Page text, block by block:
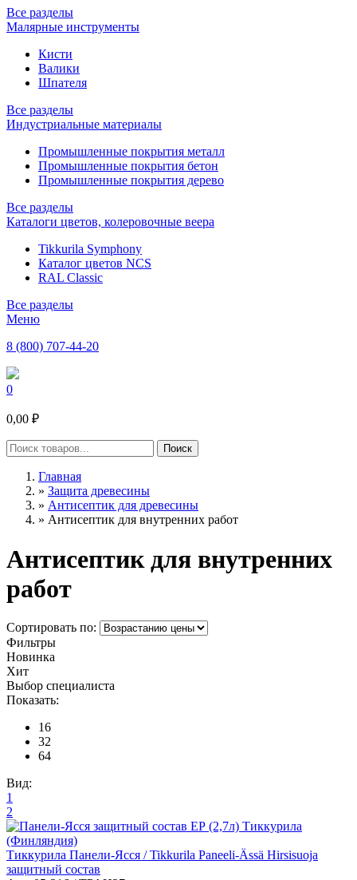
Все разделы
Малярные инструменты
Кисти
Валики
Шпателя
Все разделы
Индустриальные материалы
Промышленные покрытия металл
Промышленные покрытия бетон
Промышленные покрытия дерево
Все разделы
Каталоги цветов, колеровочные веера
Tikkurila Symphony
Каталог цветов NCS
RAL Classic
Все разделы
Меню
8 (800) 707-44-20
0
0,00 ₽
Главная
» Защита древесины
» Антисептик для древесины
» Антисептик для внутренних работ
Антисептик для внутренних
работ
Сортировать по:
Фильтры
Новинка
Хит
Выбор специалиста
Показать:
16
32
64
Вид:
1
2
Тиккурила Панели-Ясся / Tikkurila Paneeli-Ässä Hirsisuoja
защитный состав